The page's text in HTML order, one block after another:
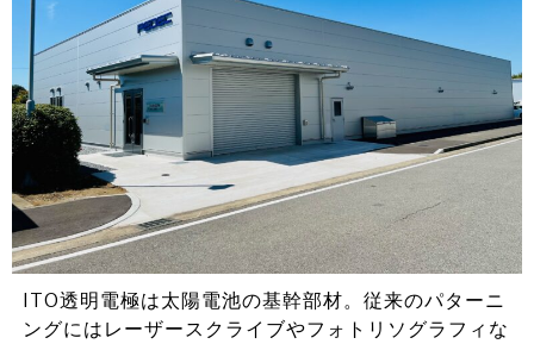
ITO透明電極は太陽電池の基幹部材。従来のパターニ
ングにはレーザースクライブやフォトリソグラフィな